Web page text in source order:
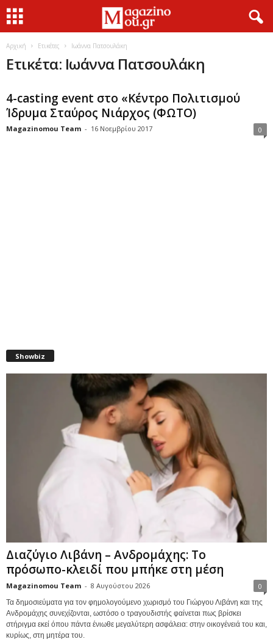
Αρχική Ετικέτες Ιωάννα Πατσουλάκη
Ετικέτα: Ιωάννα Πατσουλάκη
4-casting event στο «Κέντρο Πολιτισμού
Ίδρυμα Σταύρος Νιάρχος (ΦΩΤΟ)
Magazinomou Team - 16 Νοεμβρίου 2017 0
Showbiz
Διαζύγιο Λιβάνη – Ανδρομάχης: Το
πρόσωπο-κλειδί που μπήκε στη μέση
Magazinomou Team - 8 Αυγούστου 2026 0
Τα δημοσιεύματα για τον φημολογούμενο χωρισμό του Γιώργου Λιβάνη και της
Ανδρομάχης συνεχίζονται, ωστόσο ο τραγουδιστής φαίνεται πως βρίσκει
στήριγμα εκεί όπου πάντα ένιωθε μεγαλύτερη ασφάλεια: στην οικογένειά του και,
κυρίως, στη μητέρα του.